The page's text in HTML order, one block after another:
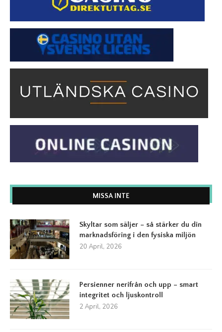
MISSA INTE
Skyltar som säljer – så stärker du din
marknadsföring i den fysiska miljön
20 April, 2026
Persienner nerifrån och upp – smart
integritet och ljuskontroll
2 April, 2026